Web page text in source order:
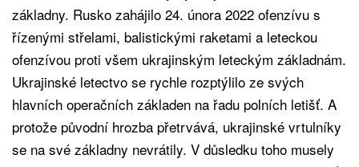
základny. Rusko zahájilo 24. února 2022 ofenzívu s
řízenými střelami, balistickými raketami a leteckou
ofenzívou proti všem ukrajinským leteckým základnám.
Ukrajinské letectvo se rychle rozptýlilo ze svých
hlavních operačních základen na řadu polních letišť. A
protože původní hrozba přetrvává, ukrajinské vrtulníky
se na své základny nevrátily. V důsledku toho musely